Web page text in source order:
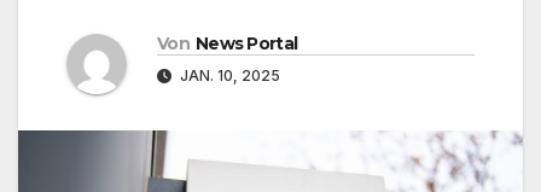
Von News Portal
JAN. 10, 2025